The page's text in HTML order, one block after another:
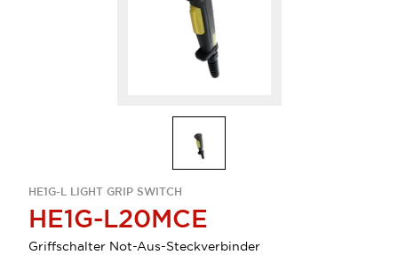
HE1G-L LIGHT GRIP SWITCH
HE1G-L20MCE
Griffschalter Not-Aus-Steckverbinder